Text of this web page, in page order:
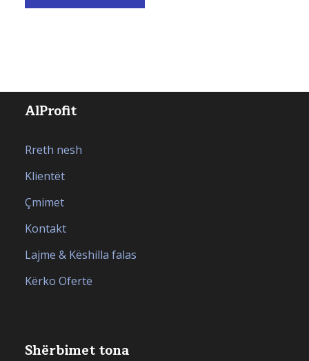
AlProfit
Rreth nesh
Klientët
Çmimet
Kontakt
Lajme & Këshilla falas
Kërko Ofertë
Shërbimet tona